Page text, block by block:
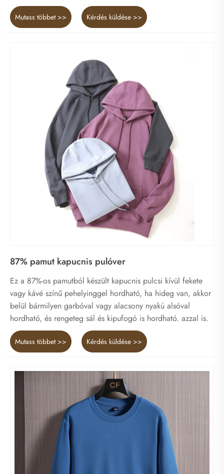
Mutass többet >> Kérdés küldése >>
87% pamut kapucnis pulóver
Ez a 87%-os pamutból készült kapucnis pulcsi kívül fekete
vagy kávé színű pehelyinggel hordható, ha hideg van, akkor
belül bármilyen garbóval vagy alacsony nyakú alsóval
hordható, és rengeteg sál és kipufogó is hordható. azzal is.
Mutass többet >> Kérdés küldése >>